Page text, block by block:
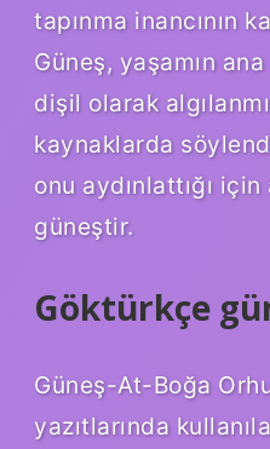
tapınma inancının
Güneş, yaşamın
dişil olarak
kaynaklarda
onu aydınlattığı
güneştir.
Göktürkçe
Güneş-At-Boğa
yazıtlarında